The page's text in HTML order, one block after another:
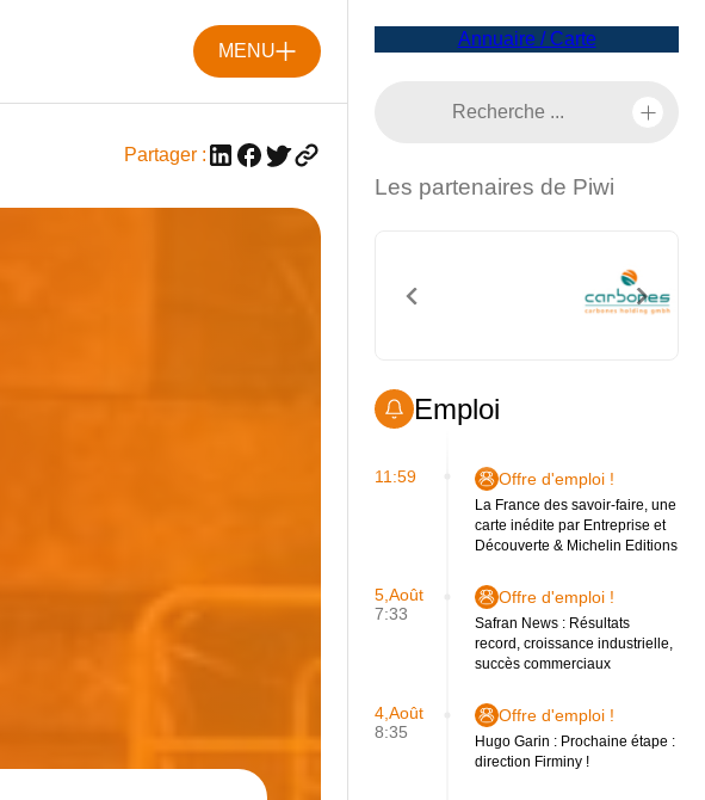
MENU
Partager :
Annuaire / Carte
Les partenaires de Piwi
Emploi
11:59 Offre d'emploi !
La France des savoir-faire, une
carte inédite par Entreprise et
Découverte & Michelin Editions
5,Août
7:33
Offre d'emploi !
Safran News : Résultats
record, croissance industrielle,
succès commerciaux
4,Août
8:35
Offre d'emploi !
Hugo Garin : Prochaine étape :
direction Firminy !